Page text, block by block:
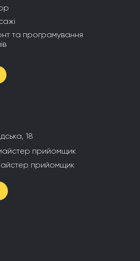
18
прийомщик
прийомщик
та програмування